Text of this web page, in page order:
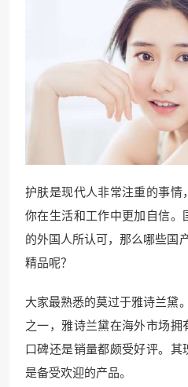
护肤是现代人非常注重的事情
你在生活和工作中更加自信。
的外国人所认可，那么哪些国
精品呢？
大家最熟悉的莫过于雅诗兰黛
之一，雅诗兰黛在海外市场拥
口碑还是销量都颇受好评。
是备受欢迎的产品。